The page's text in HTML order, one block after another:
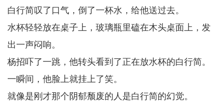
白行简叹了口气，倒了一杯水，给他送过去。
水杯轻轻放在桌子上，玻璃瓶里磕在木头桌面上，发
出一声闷响。
杨招吓了一跳，他转头看到了正在放水杯的白行简。
一瞬间，他脸上就挂上了笑。
就像是刚才那个阴郁颓废的人是白行简的幻觉。